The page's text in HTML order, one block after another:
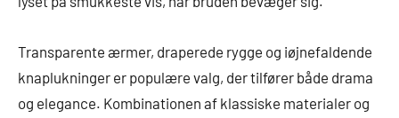
Transparente ærmer, draperede rygge og iøjnefaldende
knaplukninger er populære valg, der tilfører både drama
og elegance. Kombinationen af klassiske materialer og